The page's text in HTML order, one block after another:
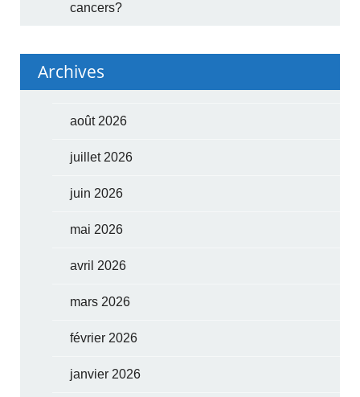
cancers?
Archives
août 2026
juillet 2026
juin 2026
mai 2026
avril 2026
mars 2026
février 2026
janvier 2026